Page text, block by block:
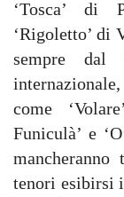
‘Tosca’ di
‘Rigoletto’ di
sempre dal
come
Funiculà’ e
tenori esibirsi